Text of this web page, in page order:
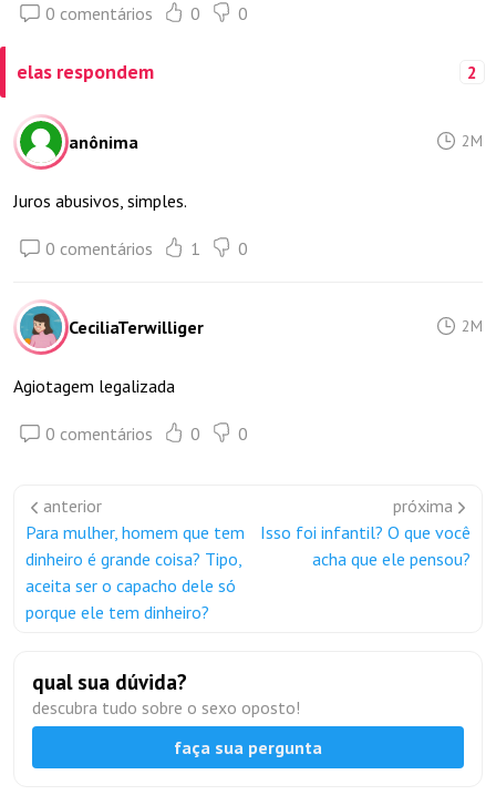
0 comentários 0 0
elas respondem 2
anônima 2M
Juros abusivos, simples.
0 comentários 1 0
CeciliaTerwilliger 2M
Agiotagem legalizada
0 comentários 0 0
anterior
Para mulher, homem que tem
dinheiro é grande coisa? Tipo,
aceita ser o capacho dele só
porque ele tem dinheiro?
próxima
Isso foi infantil? O que você
acha que ele pensou?
qual sua dúvida?
descubra tudo sobre o sexo oposto!
faça sua pergunta